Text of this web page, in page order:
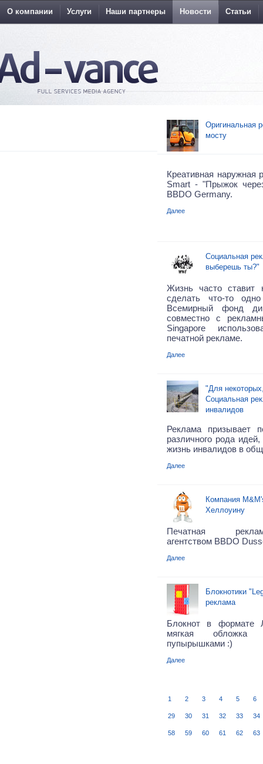
О компании Услуги Наши партнеры Новости Статьи
Оригинальная
мосту
Креативная наружная
Smart - "Прыжок
BBDO Germany.
Далее
Cоциальная
выберешь ты?"
Жизнь часто ставит
сделать что-то
Всемирный фонд
совместно с
Singapore
печатной рекламе.
Далее
"Для
Социальная
инвалидов
Реклама призывает
различного рода
жизнь инвалидов в
Далее
Компания
Хеллоуину
Печатная
агентством BBDO
Далее
Блокнотики
реклама
Блокнот в формате
мягкая
пупырышками :)
Далее
1 2 3 4 5 6
29 30 31 32 33 34
58 59 60 61 62 63